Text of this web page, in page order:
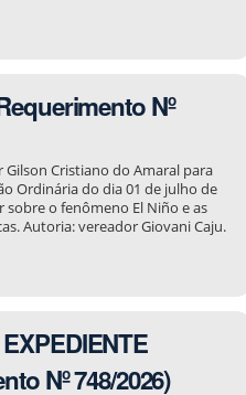
Nº
Gilson Cristiano do Amaral para
Ordinária do dia 01 de julho de
sobre o fenômeno El Niño e as
Autoria: vereador Giovani Caju.
Nº 748/2026)